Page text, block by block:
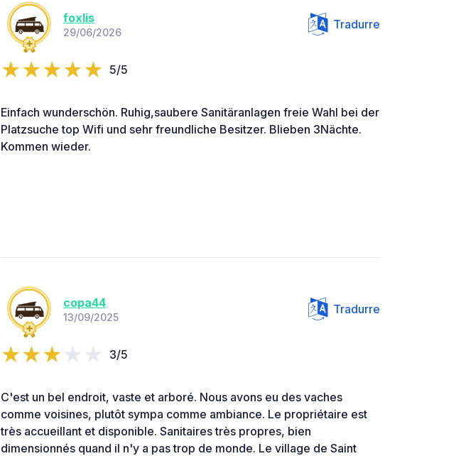
foxlis
29/06/2026
Tradurre
5/5
Einfach wunderschön. Ruhig,saubere Sanitäranlagen freie Wahl bei der
Platzsuche top Wifi und sehr freundliche Besitzer. Blieben 3Nächte.
Kommen wieder.
copa44
13/09/2025
Tradurre
3/5
C'est un bel endroit, vaste et arboré. Nous avons eu des vaches
comme voisines, plutôt sympa comme ambiance. Le propriétaire est
très accueillant et disponible. Sanitaires très propres, bien
dimensionnés quand il n'y a pas trop de monde. Le village de Saint